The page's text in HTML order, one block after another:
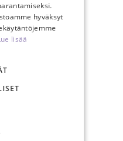
yli 150€
hyväksyt
lisää